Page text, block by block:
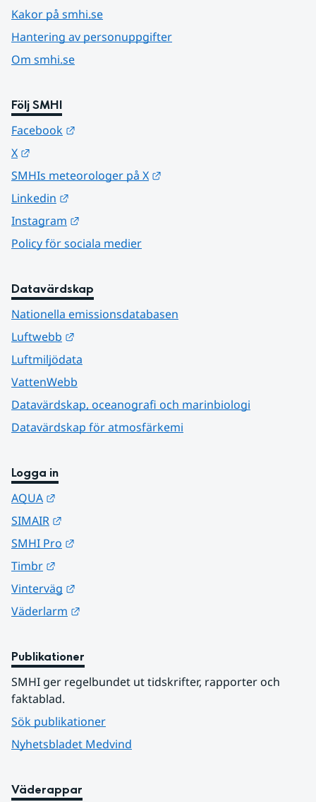
Kakor på smhi.se
Hantering av personuppgifter
Om smhi.se
Följ SMHI
Facebook
X
SMHIs meteorologer på X
Linkedin
Instagram
Policy för sociala medier
Datavärdskap
Nationella emissionsdatabasen
Luftwebb
Luftmiljödata
VattenWebb
Datavärdskap, oceanografi och marinbiologi
Datavärdskap för atmosfärkemi
Logga in
AQUA
SIMAIR
SMHI Pro
Timbr
Vinterväg
Väderlarm
Publikationer
SMHI ger regelbundet ut tidskrifter, rapporter och
faktablad.
Sök publikationer
Nyhetsbladet Medvind
Väderappar